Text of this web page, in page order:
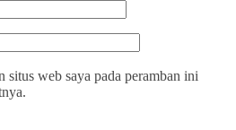
situs web saya pada peramban ini